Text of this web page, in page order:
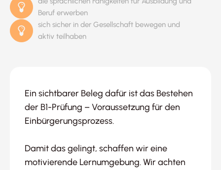
Beruf erwerben
sich sicher in der Gesellschaft bewegen und
aktiv teilhaben
Ein sichtbarer Beleg dafür ist das Bestehen
der B1-Prüfung – Voraussetzung für den
Einbürgerungsprozess.
Damit das gelingt, schaffen wir eine
motivierende Lernumgebung. Wir achten